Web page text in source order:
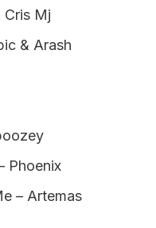
Cris Mj
& Arash
Phoenix
– Artemas